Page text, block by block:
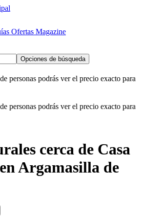
Ofertas Magazine
Opciones de búsqueda
personas podrás ver el precio exacto para
personas podrás ver el precio exacto para
cerca de Casa
Argamasilla de